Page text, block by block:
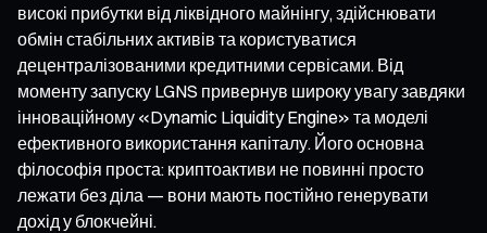
високі прибутки від ліквідного майнінгу, здійснювати
обмін стабільних активів та користуватися
децентралізованими кредитними сервісами. Від
моменту запуску LGNS привернув широку увагу завдяки
інноваційному «Dynamic Liquidity Engine» та моделі
ефективного використання капіталу. Його основна
філософія проста: криптоактиви не повинні просто
лежати без діла — вони мають постійно генерувати
дохід у блокчейні.